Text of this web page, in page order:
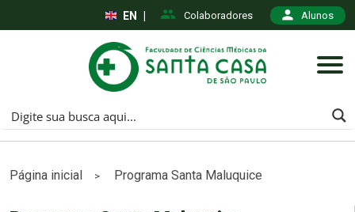
Colaboradores Alunos
EN
Página inicial > Programa Santa Maluquice